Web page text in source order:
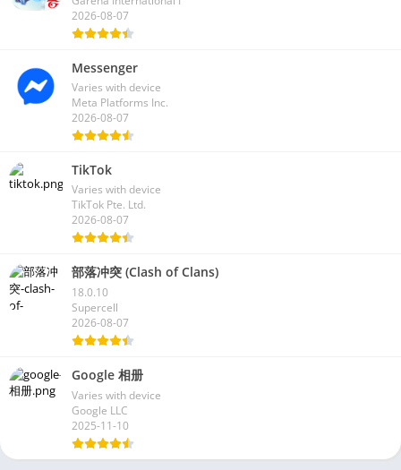
2026-08-07
Messenger
Varies with device
Meta Platforms Inc.
2026-08-07
TikTok
Varies with device
TikTok Pte. Ltd.
2026-08-07
部落冲突 (Clash of Clans)
18.0.10
Supercell
2026-08-07
Google 相册
Varies with device
Google LLC
2025-11-10